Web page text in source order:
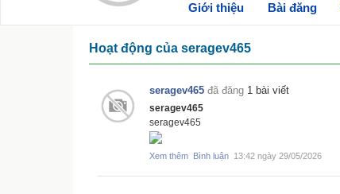
Giới thiệu Bài đăng
Hoạt động của seragev465
seragev465 đã đăng 1 bài viết
seragev465
seragev465
Xem thêm Bình luận 13:42 ngày 29/05/2026